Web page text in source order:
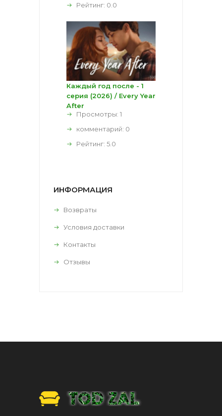
Рейтинг: 0.0
Каждый год после - 1
серия (2026) / Every Year
After
Просмотры: 1
комментарий: 0
Рейтинг: 5.0
ИНФОРМАЦИЯ
Возвраты
Условия доставки
Контакты
Отзывы